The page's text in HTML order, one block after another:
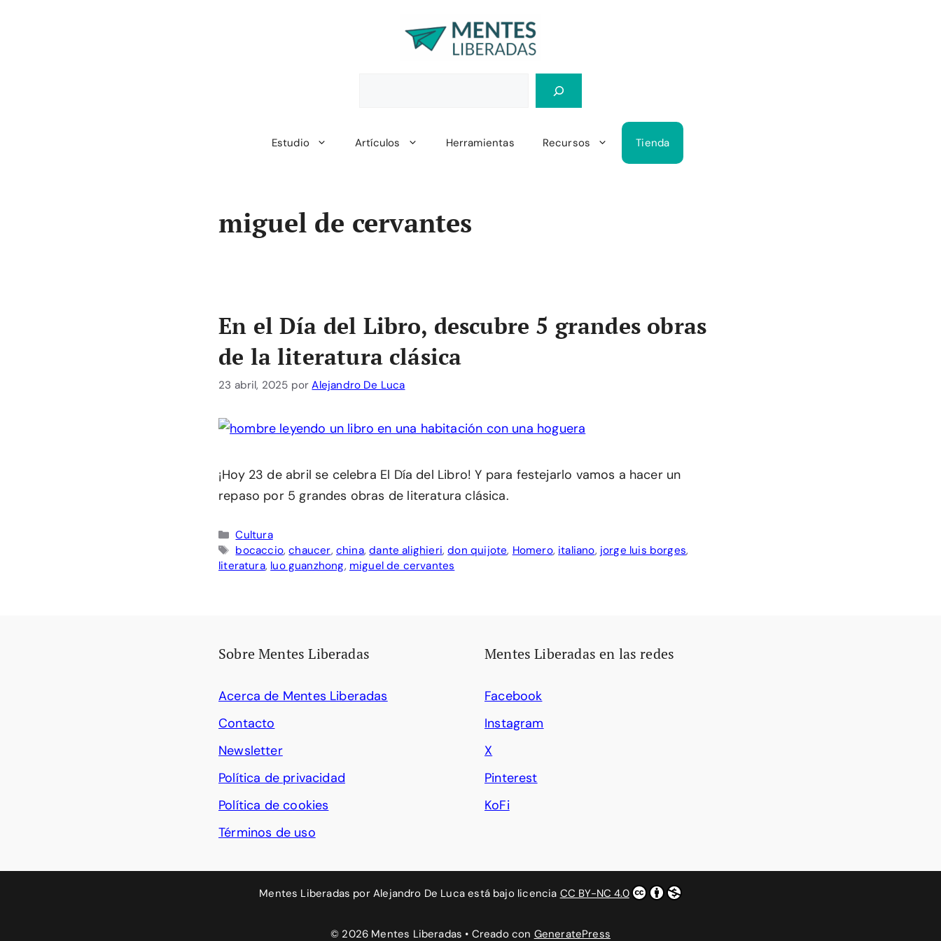
Estudio Artículos Herramientas Recursos Tienda
miguel de cervantes
En el Día del Libro, descubre 5 grandes obras
de la literatura clásica
23 abril, 2025 porAlejandro De Luca
¡Hoy 23 de abril se celebra El Día del Libro! Y para festejarlo vamos a hacer un
repaso por 5 grandes obras de literatura clásica.
Categorías
Cultura
Etiquetas
bocaccio,chaucer, china,dante alighieri,don quijote, Homero, italiano, jorge luis borges,
literatura, luo guanzhong, miguel de cervantes
Sobre Mentes Liberadas
Acerca de Mentes Liberadas
Contacto
Newsletter
Política de privacidad
Política de cookies
Términos de uso
Mentes Liberadas en las redes
Facebook
Instagram
X
Pinterest
KoFi
Mentes Liberadas por Alejandro De Luca está bajo licencia CC BY-NC 4.0
© 2026 Mentes Liberadas • Creado con GeneratePress